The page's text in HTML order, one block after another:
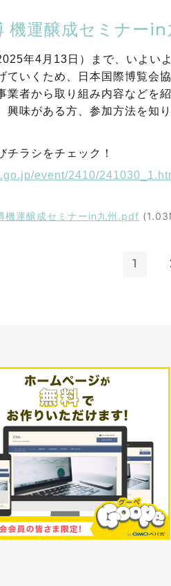
機運醸成セミナー
年4月13日）まで、いよい
ていくため、日本国際博覧会
業者から取り組み内容などを
興味がある方、参加方法を知
チラシをチェック！
event/2410/
機運醸成セミナーin九州.pdf
1